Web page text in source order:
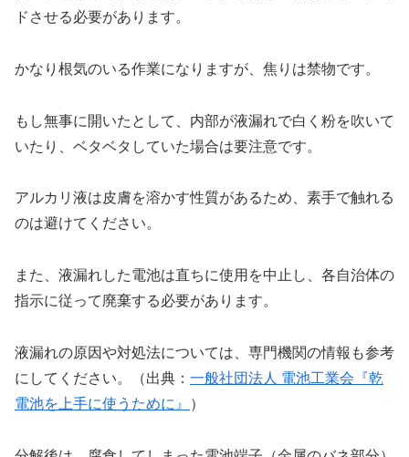
ドさせる必要があります。
かなり根気のいる作業になりますが、焦りは禁物です。
もし無事に開いたとして、内部が液漏れで白く粉を吹いて
いたり、ベタベタしていた場合は要注意です。
アルカリ液は皮膚を溶かす性質があるため、素手で触れる
のは避けてください。
また、液漏れした電池は直ちに使用を中止し、各自治体の
指示に従って廃棄する必要があります。
液漏れの原因や対処法については、専門機関の情報も参考
にしてください。（出典： 一般社団法人 電池工業会『乾
電池を上手に使うために』
）